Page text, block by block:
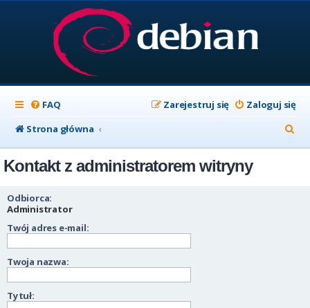
FAQ Zaloguj się
Zarejestruj się
Strona główna
z
Kontakt z administratorem witryny
Odbiorca:
Administrator
Twój adres e-mail:
Twoja nazwa:
Tytuł: